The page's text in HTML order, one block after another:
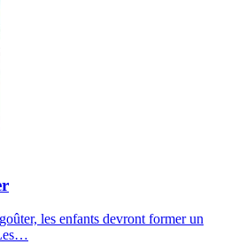
les enfants devront former un